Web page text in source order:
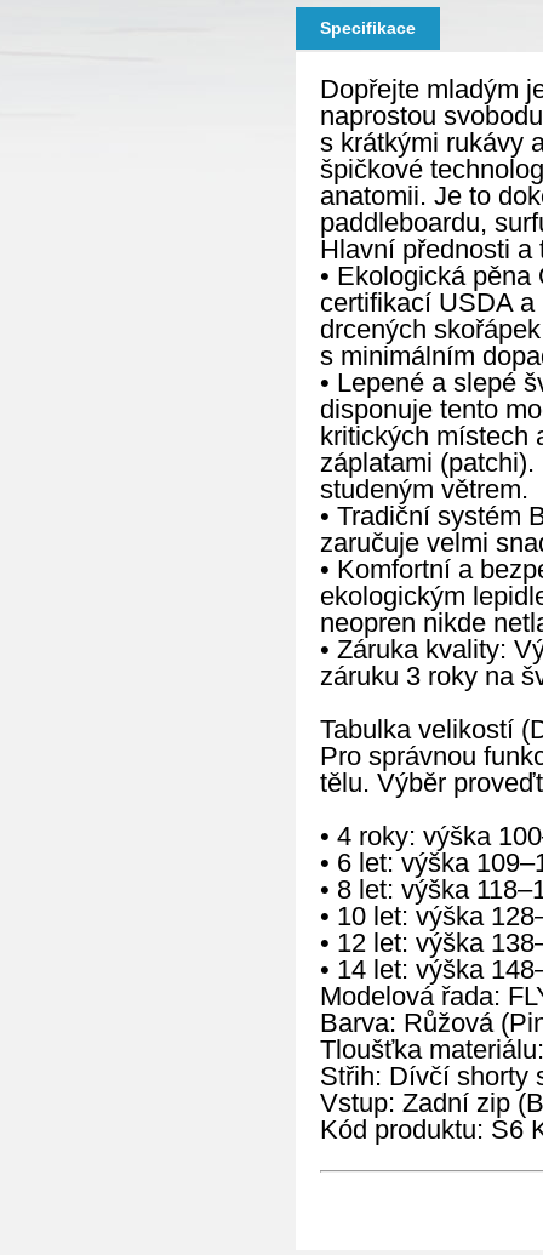
Specifikace
Dopřejte mladým
naprostou
s krátkými rukávy
špičkové
anatomii. Je to
paddleboardu,
Hlavní přednosti a
• Ekologická
certifikací USDA
drcených
s minimálním
• Lepené a slepé
disponuje tento
kritických místech
záplatami
studeným větrem.
• Tradiční systém
zaručuje velmi
• Komfortní a
ekologickým
neopren nikde
• Záruka kvality:
záruku 3 roky na
Tabulka velikostí
Pro správnou
tělu. Výběr
• 4 roky: výška
• 6 let: výška
• 8 let: výška
• 10 let: výška
• 12 let: výška
• 14 let: výška
Modelová řada:
Barva: Růžová
Tloušťka
Střih: Dívčí shorty
Vstup: Zadní zip
Kód produktu: S6